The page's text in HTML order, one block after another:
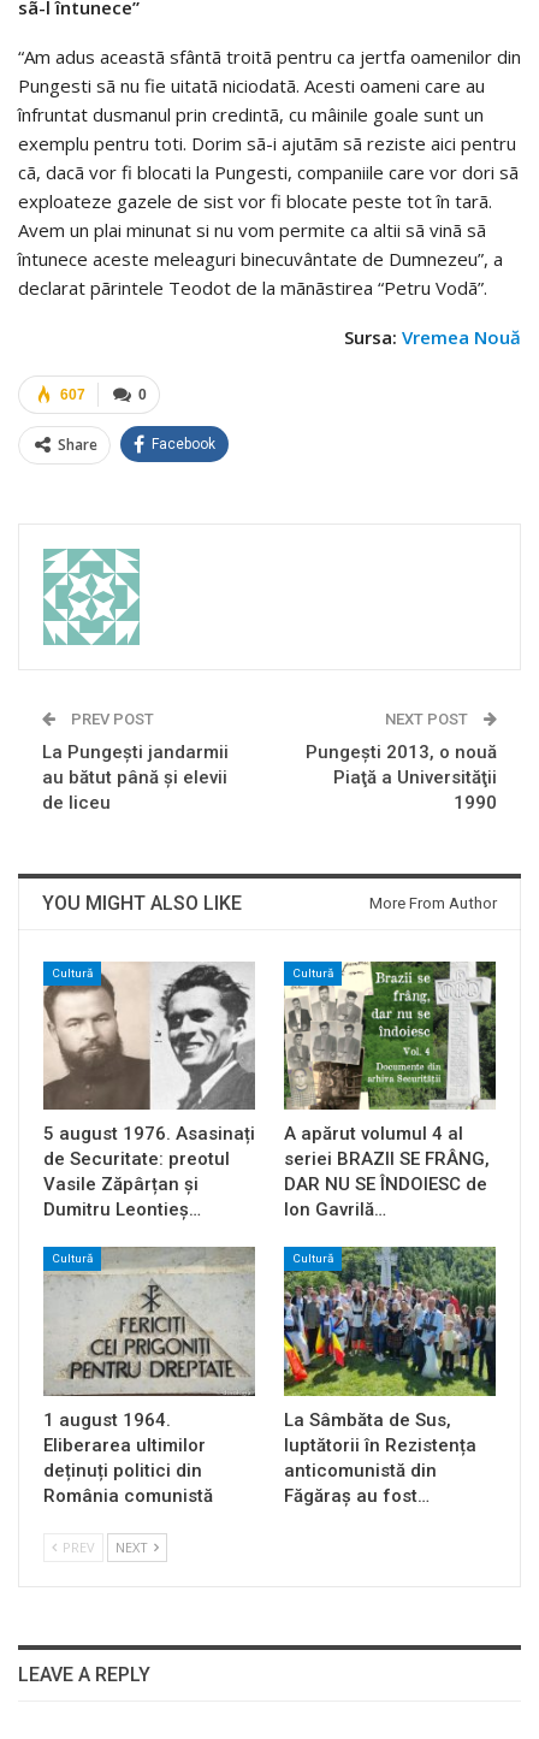
sã-l întunece”
“Am adus aceastã sfântã troitã pentru ca jertfa oamenilor din
Pungesti sã nu fie uitatã niciodatã. Acesti oameni care au
înfruntat dusmanul prin credintã, cu mâinile goale sunt un
exemplu pentru toti. Dorim sã-i ajutãm sã reziste aici pentru
cã, dacã vor fi blocati la Pungesti, companiile care vor dori sã
exploateze gazele de sist vor fi blocate peste tot în tarã.
Avem un plai minunat si nu vom permite ca altii sã vinã sã
întunece aceste meleaguri binecuvântate de Dumnezeu”, a
declarat pãrintele Teodot de la mãnãstirea “Petru Vodã”.
Sursa: Vremea Nouă
0
607
Share Facebook
PREV POST
La Pungești jandarmii
au bătut până și elevii
de liceu
NEXT POST
Pungeşti 2013, o nouă
Piaţă a Universităţii
1990
YOU MIGHT ALSO LIKE More From Author
Cultură
5 august 1976. Asasinați
de Securitate: preotul
Vasile Zăpârțan și
Dumitru Leontieș…
Cultură
A apărut volumul 4 al
seriei BRAZII SE FRÂNG,
DAR NU SE ÎNDOIESC de
Ion Gavrilă…
Cultură
1 august 1964.
Eliberarea ultimilor
deținuți politici din
România comunistă
Cultură
La Sâmbăta de Sus,
luptătorii în Rezistența
anticomunistă din
Făgăraș au fost…
PREV NEXT
LEAVE A REPLY